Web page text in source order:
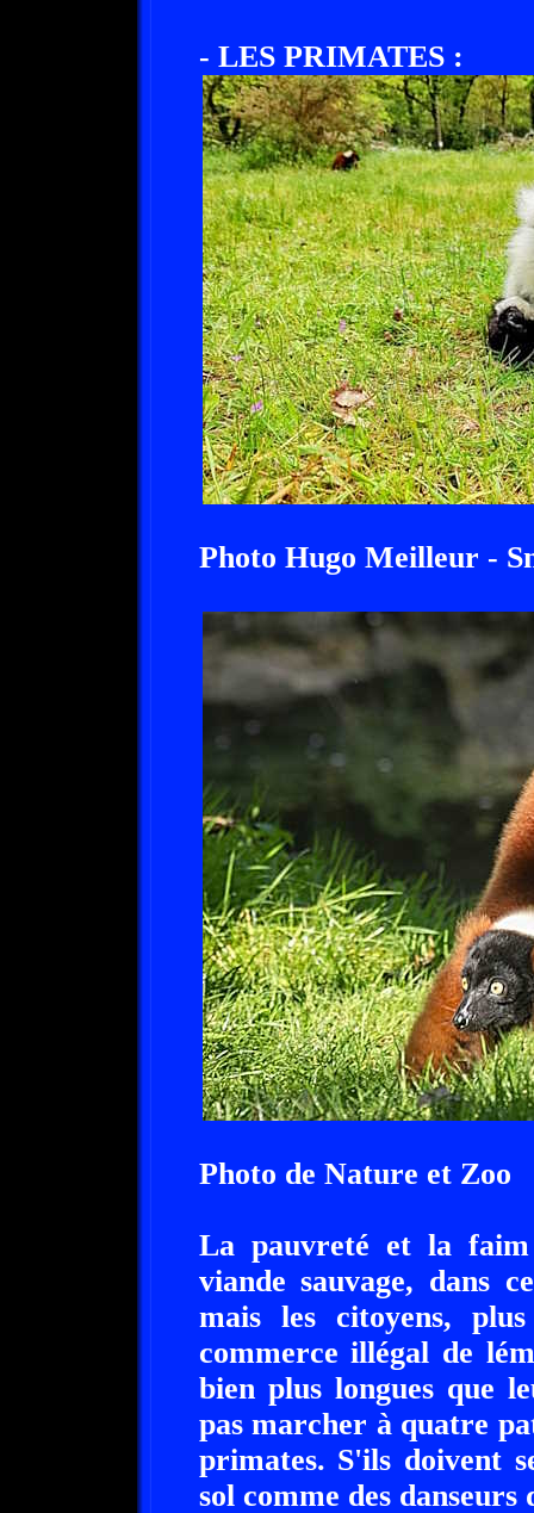
- LES PRIMATES :
Photo Hugo Meilleur -
Photo de Nature et Zoo
La pauvreté et la faim
viande sauvage, dans
mais les citoyens,
commerce illégal de
bien plus longues que
pas marcher à quatre
primates. S'ils doivent
sol comme des